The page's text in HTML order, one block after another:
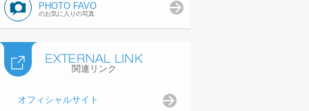
PHOTO FAVO
のお気に入りの写真
関連リンク
オフィシャルサイト